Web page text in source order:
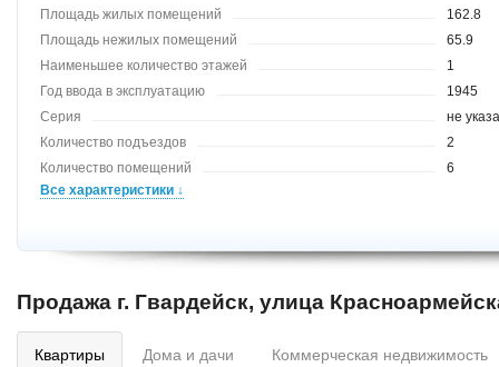
Площадь жилых помещений
162.8
Площадь нежилых помещений
65.9
Наименьшее количество этажей
1
Год ввода в эксплуатацию
1945
Серия
не
Количество подъездов
2
Количество помещений
6
Все характеристики ↓
Продажа г. Гвардейск, улица
квартиры дома и дачи коммерческая недвижимость